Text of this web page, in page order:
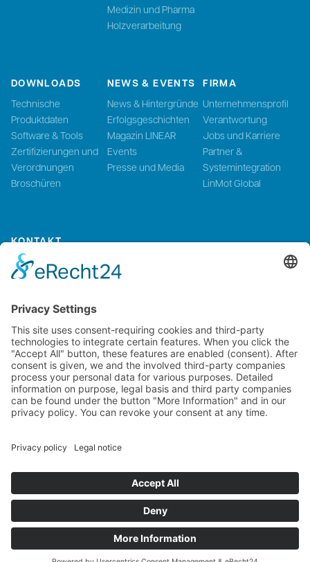
Medizin und Pharma
Holzverarbeitung
DOWNLOADS
Technische
Produktdaten
Software & Tools
Zertifizierungen und
Verordnungen
Broschüren
NEWS & EVENTS
News & Hintergründe
Erfolgsgeschichten
Magazin LINEAR
Events
Presse und Media
FIRMA
Unternehmensprofil
Verantwortung
Jobs und Karriere
Partner &
Systemintegration
LinMot Global
KONTAKT
Kontaktieren Sie uns
NTI AG LinMot & MagSpring, Bodenaeckerstrasse 2, CH-8957
Spreitenbach, Switzerland
53147, United States
Lieferbedingungen Impressum